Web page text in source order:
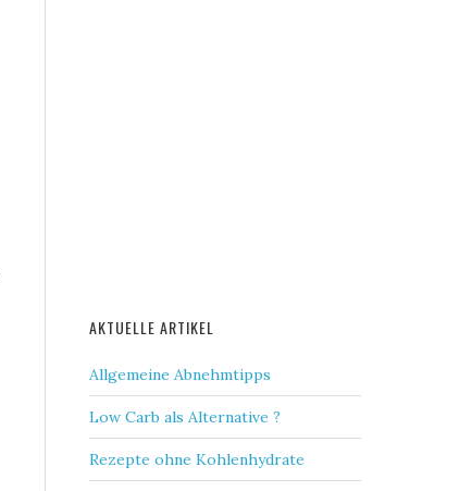
AKTUELLE ARTIKEL
Allgemeine Abnehmtipps
Low Carb als Alternative ?
Rezepte ohne Kohlenhydrate